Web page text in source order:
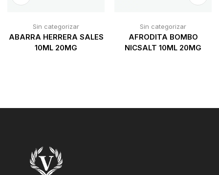
Sin categorizar
ABARRA HERRERA SALES
10ML 20MG
Sin categorizar
AFRODITA BOMBO
NICSALT 10ML 20MG